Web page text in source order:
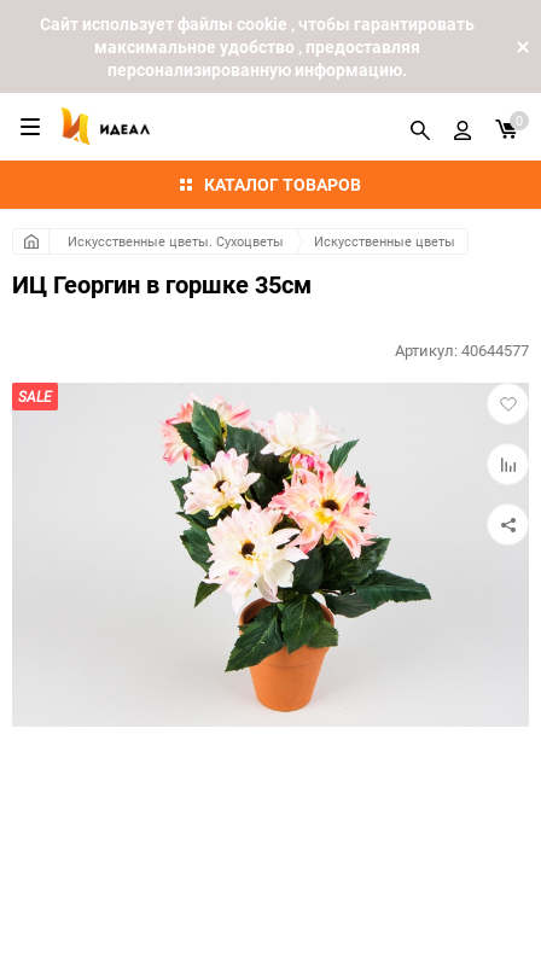
Cайт использует файлы cookie , чтобы гарантировать
максимальное удобство , предоставляя
персонализированную информацию.
КАТАЛОГ ТОВАРОВ
0
Искусственные цветы. Сухоцветы Искусственные цветы
ИЦ Георгин в горшке 35см
SALE
в
к
Артикул:40644577